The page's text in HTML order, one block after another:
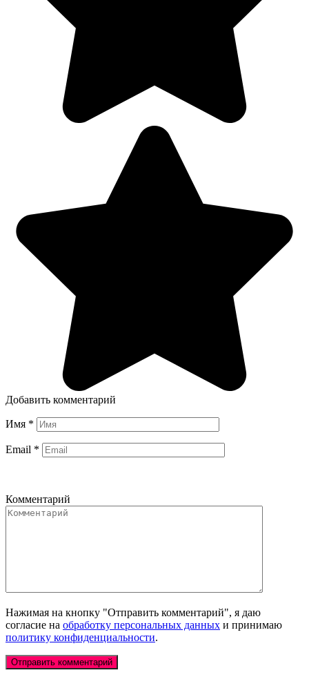
Добавить комментарий
Имя *
Email *
Комментарий
Нажимая на кнопку "Отправить комментарий", я даю
согласие на обработку персональных данных и принимаю
политику конфиденциальности.